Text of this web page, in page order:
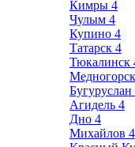
Кимры 4
Чулым 4
Купино 4
Татарск 4
Тюкалинск
Медногорск
Бугуруслан
Агидель 4
Дно 4
Михайлов 4